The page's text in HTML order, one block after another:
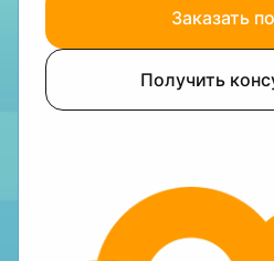
Заказать
Получить